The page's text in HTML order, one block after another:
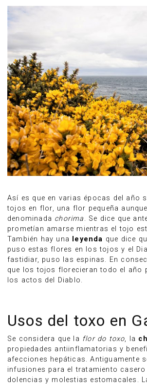
Así es que en varias épocas del año
tojos en flor, una flor pequeña
denominada chorima. Se dice que
prometían amarse mientras el tojo
También hay una
leyenda que dice
puso estas flores en los tojos y el
fastidiar, puso las espinas. En
que los tojos florecieran todo el año
los actos del Diablo.
Usos del toxo en
Se considera que la flor do toxo, la
propiedades antiinflamatorias y
afecciones hepáticas. Antiguamente
infusiones para el tratamiento casero
dolencias y molestias estomacales.